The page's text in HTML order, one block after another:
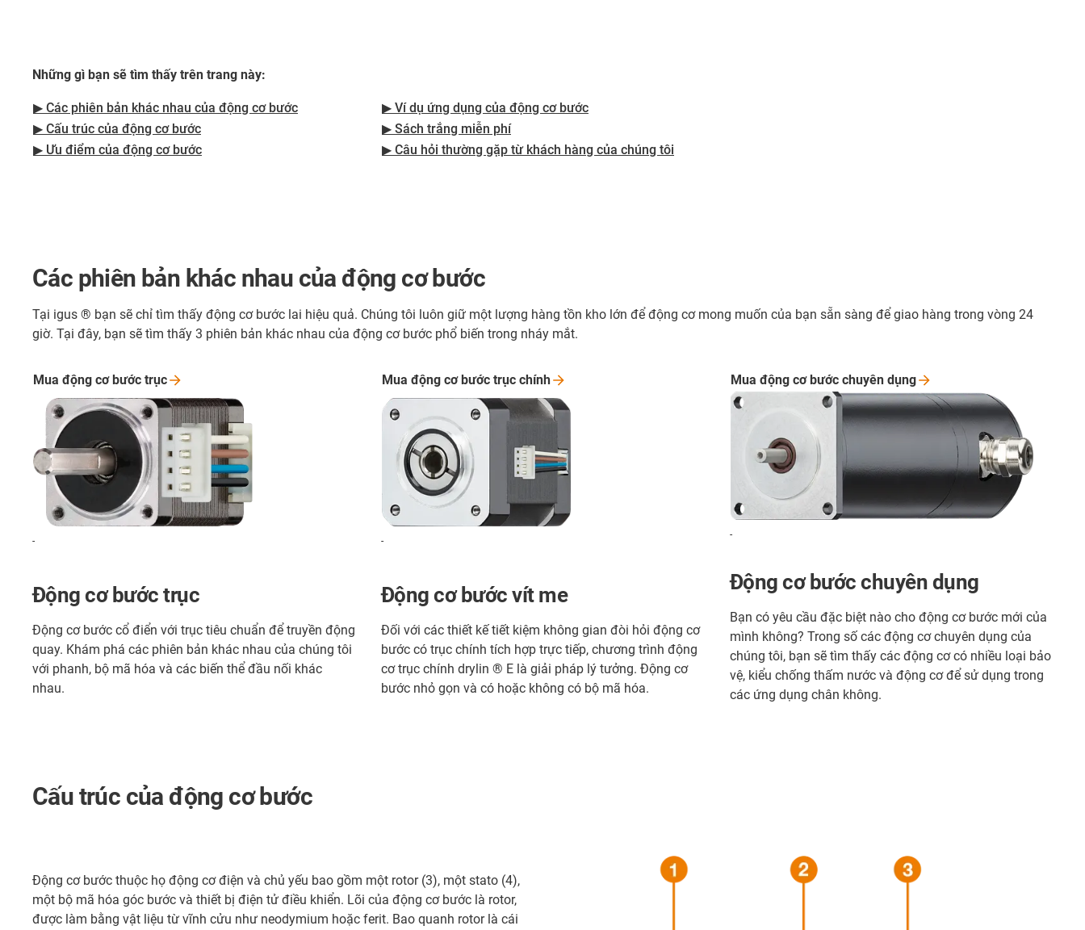
Những gì bạn sẽ tìm thấy trên trang này:
▶ Các phiên bản khác nhau của động cơ bước
▶ Cấu trúc của động cơ bước
▶ Ưu điểm của động cơ bước
▶ Ví dụ ứng dụng của động cơ bước
▶ Sách trắng miễn phí
▶ Câu hỏi thường gặp từ khách hàng của chúng tôi
Các phiên bản khác nhau của động cơ bước
Tại igus ® bạn sẽ chỉ tìm thấy động cơ bước lai hiệu quả. Chúng tôi luôn giữ một lượng hàng tồn kho lớn để động cơ mong muốn của bạn sẵn sàng để giao hàng trong vòng 24
giờ. Tại đây, bạn sẽ tìm thấy 3 phiên bản khác nhau của động cơ bước phổ biến trong nháy mắt.
-
Động cơ bước trục
Động cơ bước cổ điển với trục tiêu chuẩn để truyền động
quay. Khám phá các phiên bản khác nhau của chúng tôi
với phanh, bộ mã hóa và các biến thể đầu nối khác
nhau.
Mua động cơ bước trục
-
Động cơ bước vít me
Đối với các thiết kế tiết kiệm không gian đòi hỏi động cơ
bước có trục chính tích hợp trực tiếp, chương trình động
cơ trục chính drylin ® E là giải pháp lý tưởng. Động cơ
bước nhỏ gọn và có hoặc không có bộ mã hóa.
Mua động cơ bước trục chính
-
Động cơ bước chuyên dụng
Bạn có yêu cầu đặc biệt nào cho động cơ bước mới của
mình không? Trong số các động cơ chuyên dụng của
chúng tôi, bạn sẽ tìm thấy các động cơ có nhiều loại bảo
vệ, kiểu chống thấm nước và động cơ để sử dụng trong
các ứng dụng chân không.
Mua động cơ bước chuyên dụng
Cấu trúc của động cơ bước
Động cơ bước thuộc họ động cơ điện và chủ yếu bao gồm một rotor (3), một stato (4),
một bộ mã hóa góc bước và thiết bị điện tử điều khiển. Lõi của động cơ bước là rotor,
được làm bằng vật liệu từ vĩnh cửu như neodymium hoặc ferit. Bao quanh rotor là cái